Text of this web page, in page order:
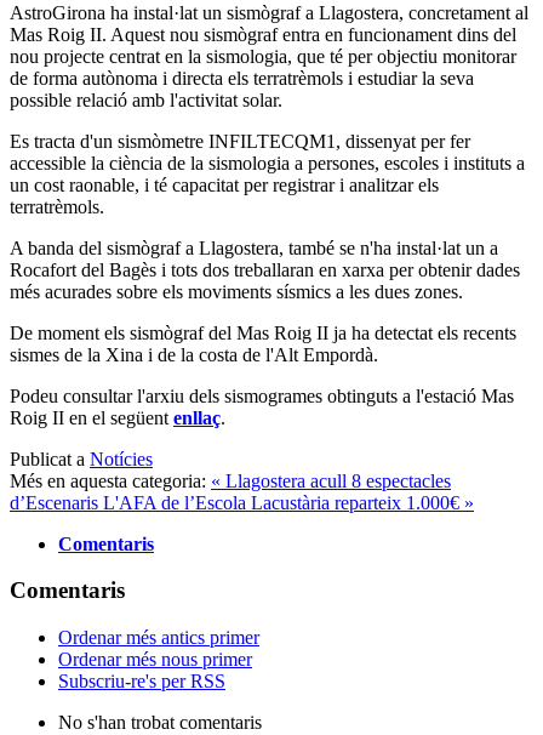
AstroGirona ha instal·lat un sismògraf a Llagostera, concretament al
Mas Roig II. Aquest nou sismògraf entra en funcionament dins del
nou projecte centrat en la sismologia, que té per objectiu monitorar
de forma autònoma i directa els terratrèmols i estudiar la seva
possible relació amb l'activitat solar.
Es tracta d'un sismòmetre INFILTECQM1, dissenyat per fer
accessible la ciència de la sismologia a persones, escoles i instituts a
un cost raonable, i té capacitat per registrar i analitzar els
terratrèmols.
A banda del sismògraf a Llagostera, també se n'ha instal·lat un a
Rocafort del Bagès i tots dos treballaran en xarxa per obtenir dades
més acurades sobre els moviments sísmics a les dues zones.
De moment els sismògraf del Mas Roig II ja ha detectat els recents
sismes de la Xina i de la costa de l'Alt Empordà.
Podeu consultar l'arxiu dels sismogrames obtinguts a l'estació Mas
Roig II en el següent enllaç.
Publicat a Notícies
Més en aquesta categoria: « Llagostera acull 8 espectacles
d’Escenaris L'AFA de l’Escola Lacustària reparteix 1.000€ »
Comentaris
Comentaris
Ordenar més antics primer
Ordenar més nous primer
Subscriu-re's per RSS
No s'han trobat comentaris